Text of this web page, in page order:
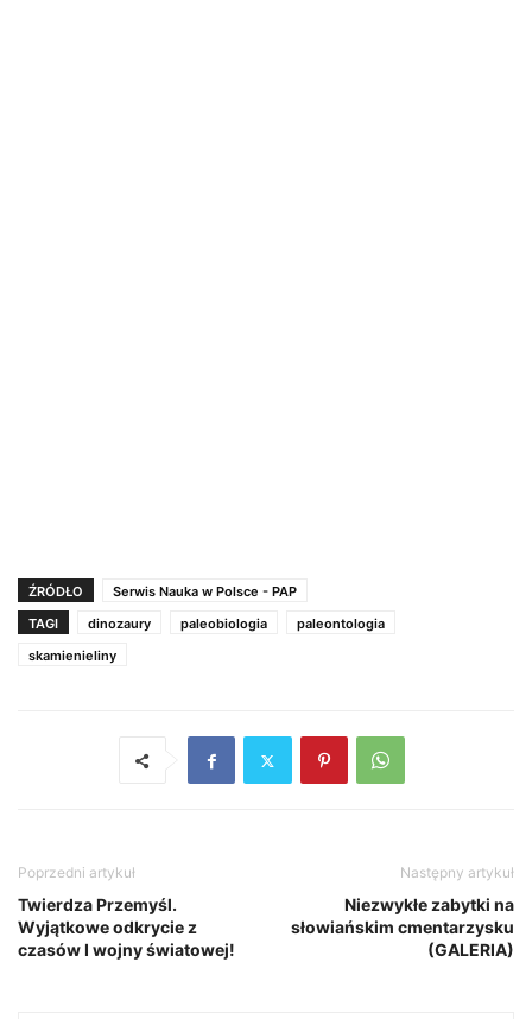
ŹRÓDŁO
Serwis Nauka w Polsce - PAP
TAGI
dinozaury paleobiologia
paleontologia
skamienieliny
Poprzedni artykuł
Twierdza Przemyśl.
Wyjątkowe odkrycie z
czasów I wojny światowej!
Następny artykuł
Niezwykłe zabytki na
słowiańskim cmentarzysku
(GALERIA)